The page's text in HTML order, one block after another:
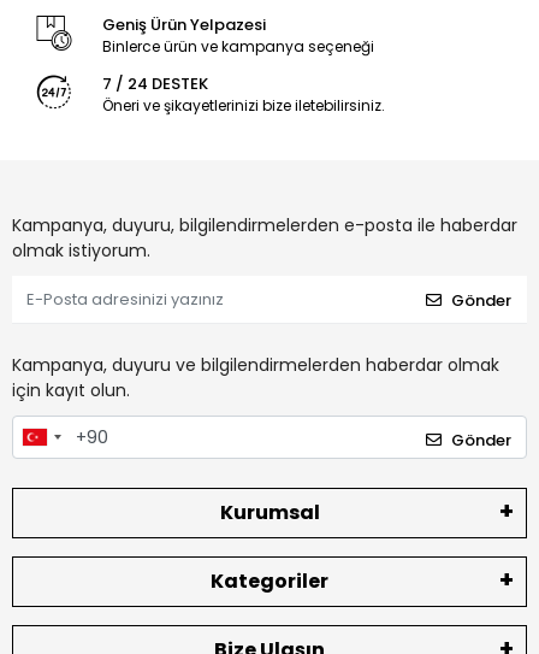
Geniş Ürün Yelpazesi
Binlerce ürün ve kampanya seçeneği
7 / 24 DESTEK
Öneri ve şikayetlerinizi bize iletebilirsiniz.
Kampanya, duyuru, bilgilendirmelerden e-posta ile haberdar
olmak istiyorum.
Gönder
Kampanya, duyuru ve bilgilendirmelerden haberdar olmak
için kayıt olun.
Gönder
Kurumsal
Kategoriler